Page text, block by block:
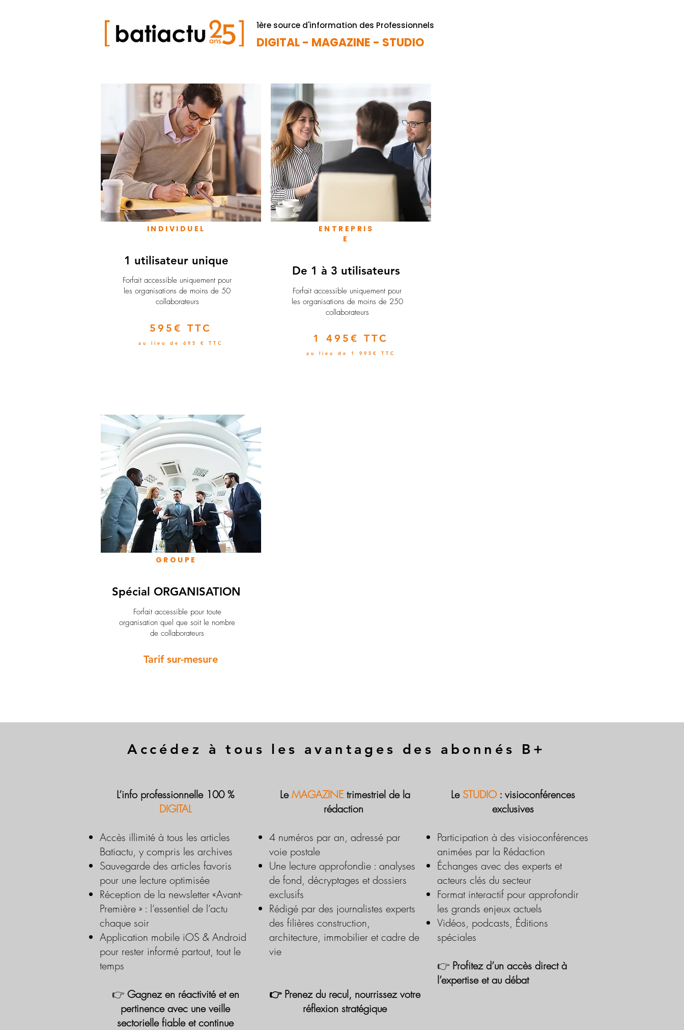
1ère source d'information des Professionnels
DIGITAL - MAGAZINE - STUDIO
INDIVIDUEL
1 utilisateur unique
​Forfait accessible uniquement pour
les organisations de moins de 50
collaborateurs
595€ TTC
au lieu de 695 € TTC
ENTREPRIS
E
De 1 à 3 utilisateurs
Forfait accessible uniquement pour
les organisations de moins de 250
collaborateurs
1 495€ TTC
au lieu de 1 995€ TTC
GROUPE
Spécial ORGANISATION
Forfait accessible pour toute
organisation quel que soit le nombre
de collaborateurs
Tarif sur-mesure
Accédez à tous les avantages des abonnés B+
L’info professionnelle 100 %
DIGITAL
Accès illimité à tous les articles
Batiactu, y compris les archives
Sauvegarde des articles favoris
pour une lecture optimisée
Réception de la newsletter «Avant-
Première » : l’essentiel de l’actu
chaque soir
Application mobile iOS & Android
pour rester informé partout, tout le
temps
👉 Gagnez en réactivité et en
pertinence avec une veille
sectorielle fiable et continue
LeMAGAZINE trimestriel de la
rédaction
4 numéros par an, adressé par
voie postale
Une lecture approfondie : analyses
de fond, décryptages et dossiers
exclusifs
Rédigé par des journalistes experts
des filières construction,
architecture, immobilier et cadre de
vie
👉 Prenez du recul, nourrissez votre
réflexion stratégique
Le STUDIO : visioconférences
exclusives
Participation à des visioconférences
animées par la Rédaction
Échanges avec des experts et
acteurs clés du secteur
Format interactif pour approfondir
les grands enjeux actuels
Vidéos, podcasts, Éditions
spéciales
👉 Profitez d’un accès direct à
l’expertise et au débat